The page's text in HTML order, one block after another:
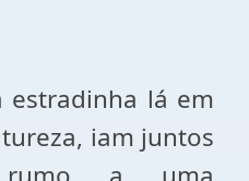
estradinha lá em
iam juntos